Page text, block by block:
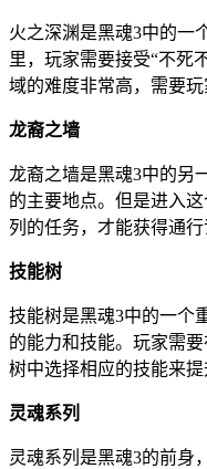
火之深渊是黑魂3中的一
里，玩家需要接受“不死
域的难度非常高，需要玩
龙裔之墙
龙裔之墙是黑魂3中的另
的主要地点。但是进入
列的任务，才能获得通行
技能树
技能树是黑魂3中的一个
的能力和技能。玩家需
树中选择相应的技能来提
灵魂系列
灵魂系列是黑魂3的前身